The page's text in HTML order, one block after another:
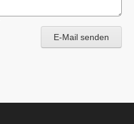
E-Mail senden